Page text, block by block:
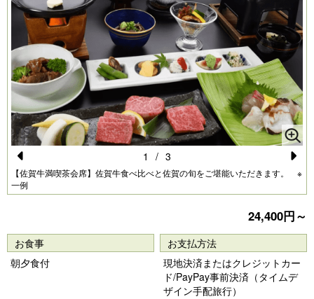
Pr
e
o
u
【佐賀牛満喫茶会席】佐賀牛食べ比べと佐賀の旬をご堪能いただきます。 ※
一例
e
xt
1 / 3
24,400円～
お食事
朝夕食付
お支払方法
現地決済またはクレジットカー
ド/PayPay事前決済（タイムデ
ザイン手配旅行）